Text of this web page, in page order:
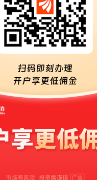
东财
评级
时 买入
幅下滑 买入
，25Q3归母
收窄 买入
可期
预期，陆港
好中非长期
24年归母净
络逐步完善
买入
比增长
看今朝